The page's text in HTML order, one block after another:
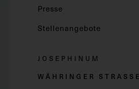
Presse
Stellenangebote
JOSEPHINUM
WÄHRINGER